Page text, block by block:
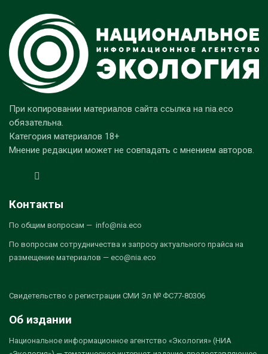
При копировании материалов сайта ссылка на nia.eco
обязательна.
Категория материалов 18+
Мнение редакции может не совпадать с мнением авторов.
Контакты
По общим вопросам — info@nia.eco
По вопросам сотрудничества и запросу актуального прайса на
размещение материалов — eco@nia.eco
Свидетельство о регистрации СМИ Эл № ФС77-80306
Об издании
Национальное информационное агентство «Экология» (НИА